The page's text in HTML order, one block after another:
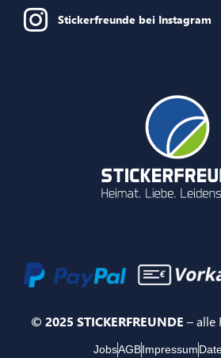
© 2025 STICKERFREUNDE – alle
JobsAGBImpressum
Stickerfreunde bei Instagram